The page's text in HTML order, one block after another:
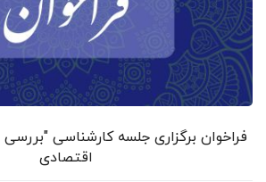
فراخوان برگزاری جلسه کارشناسی
اقتصادی